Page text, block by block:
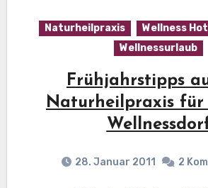
Naturheilpraxis
Wellness
Wellnessurlaub
Frühjahrstipps
Naturheilpraxis für
28. Januar 2011 2